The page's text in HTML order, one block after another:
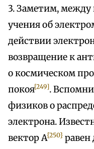
3. Заметим,
учения об
действии
возвращение к
о космическом
покоя[249].
физиков о
электрона.
вектор A{250} равен